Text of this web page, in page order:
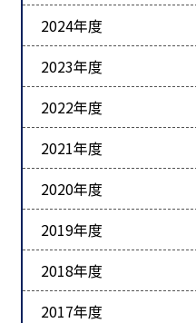
2024年度
2023年度
2022年度
2021年度
2020年度
2019年度
2018年度
2017年度